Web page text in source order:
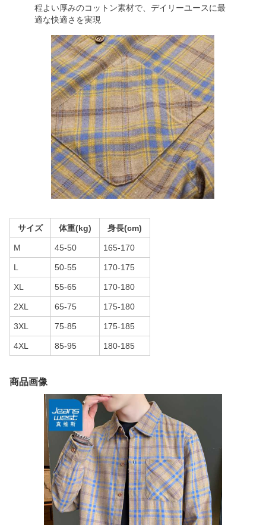
程よい厚みのコットン素材で、デイリーユースに最
適な快適さを実現
サイズ 体重(kg) 身長(cm)
M 45-50 165-170
L 50-55 170-175
XL 55-65 170-180
2XL 65-75 175-180
3XL 75-85 175-185
4XL 85-95 180-185
商品画像